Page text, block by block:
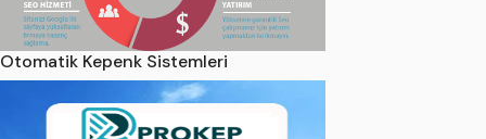
Otomatik Kepenk Sistemleri